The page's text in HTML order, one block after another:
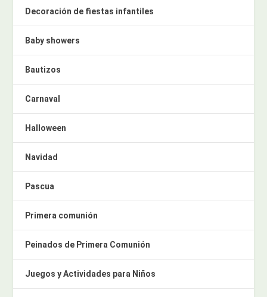
Decoración de fiestas infantiles
Baby showers
Bautizos
Carnaval
Halloween
Navidad
Pascua
Primera comunión
Peinados de Primera Comunión
Juegos y Actividades para Niños